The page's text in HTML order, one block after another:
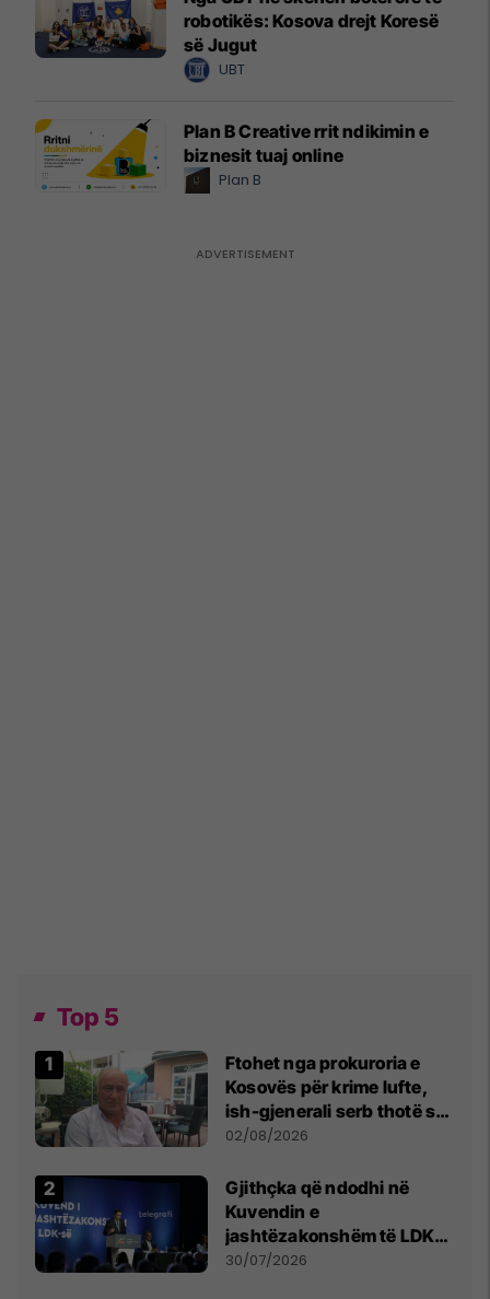
robotikës: Kosova drejt Koresë
së Jugut
UBT
Plan B Creative rrit ndikimin e
biznesit tuaj online
Plan B
Top 5
Ftohet nga prokuroria e
Kosovës për krime lufte,
ish-gjenerali serb thotë se
dikush e tradhtoi në
02/08/2026
Gjithçka që ndodhi në
Kuvendin e
jashtëzakonshëm të LDK-
së
30/07/2026